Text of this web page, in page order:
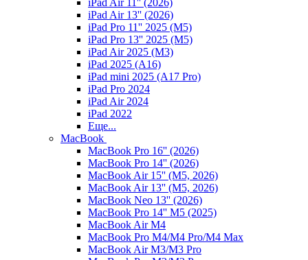
iPad Air 11'' (2026)
iPad Air 13'' (2026)
iPad Pro 11'' 2025 (M5)
iPad Pro 13'' 2025 (M5)
iPad Air 2025 (M3)
iPad 2025 (A16)
iPad mini 2025 (A17 Pro)
iPad Pro 2024
iPad Air 2024
iPad 2022
Еще...
MacBook
MacBook Pro 16'' (2026)
MacBook Pro 14'' (2026)
MacBook Air 15'' (M5, 2026)
MacBook Air 13'' (M5, 2026)
MacBook Neo 13'' (2026)
MacBook Pro 14'' M5 (2025)
MacBook Air M4
MacBook Pro M4/M4 Pro/M4 Max
MacBook Air M3/M3 Pro